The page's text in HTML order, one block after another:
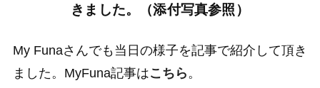
きました。（添付写真参照）
My Funaさんでも当日の様子を記事で紹介して頂き
ました。MyFuna記事はこちら。